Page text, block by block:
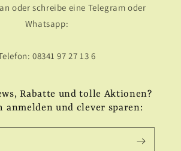
oder schreibe eine Telegram oder
Whatsapp:
08341 97 27 13 6
Rabatte und tolle Aktionen?
anmelden und clever sparen: